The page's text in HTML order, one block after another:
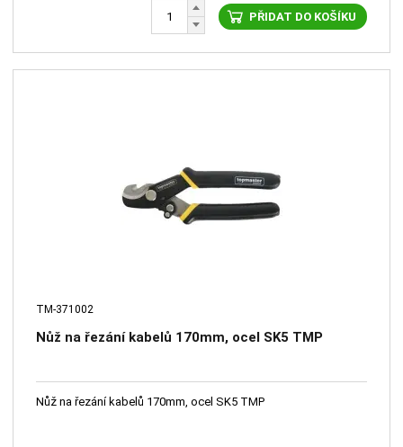
PŘIDAT DO KOŠÍKU
TM-371002
Nůž na řezání kabelů 170mm, ocel SK5 TMP
Nůž na řezání kabelů 170mm, ocel SK5 TMP